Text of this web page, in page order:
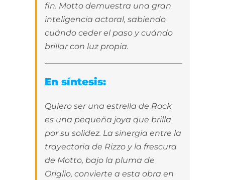
fin. Motto demuestra una gran
inteligencia actoral, sabiendo
cuándo ceder el paso y cuándo
brillar con luz propia.
En síntesis:
Quiero ser una estrella de Rock
es una pequeña joya que brilla
por su solidez. La sinergia entre la
trayectoria de Rizzo y la frescura
de Motto, bajo la pluma de
Origlio, convierte a esta obra en